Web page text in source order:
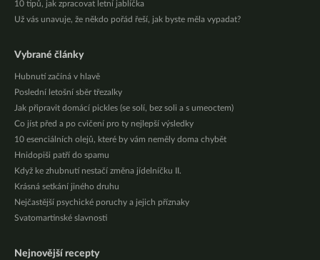
10 tipů, jak zpracovat letní jablíčka
Už vás unavuje, že někdo pořád řeší, jak byste měla vypadat?
Vybrané články
Hubnutí začíná v hlavě
Poslední letošní sběr třezalky
Jak připravit domácí pickles (se solí, bez soli a s umeoctem)
Co jíst před a po cvičení pro ty nejlepší výsledky
10 esenciálních olejů, které by vám neměly doma chybět
Hnidopiši patří do spamu
Když ke zhubnutí nestačí změna jídelníčku II.
Krásná setkání jiného druhu
Nejčastější psychické poruchy a jejich příznaky
Svatomartinské slavnosti
Nejnovější recepty